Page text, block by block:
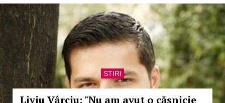
STIRI
Liviu Vârciu: "Nu am avut o căsnicie